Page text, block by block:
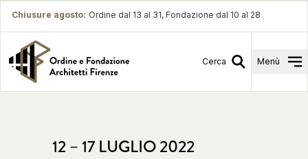
Chiusure agosto: Ordine dal 13 al 31, Fondazione dal 10 al 28
Cerca Menù
12 – 17 LUGLIO 2022